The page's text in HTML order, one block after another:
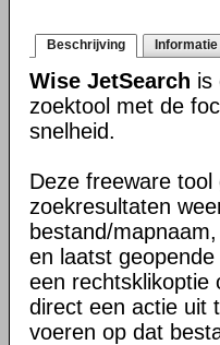
Beschrijving Informatie
Wise JetSearch is
zoektool met de
snelheid.
Deze freeware tool
zoekresultaten
bestand/
en laatst
een rechtsklikoptie
direct een actie uit
voeren op dat